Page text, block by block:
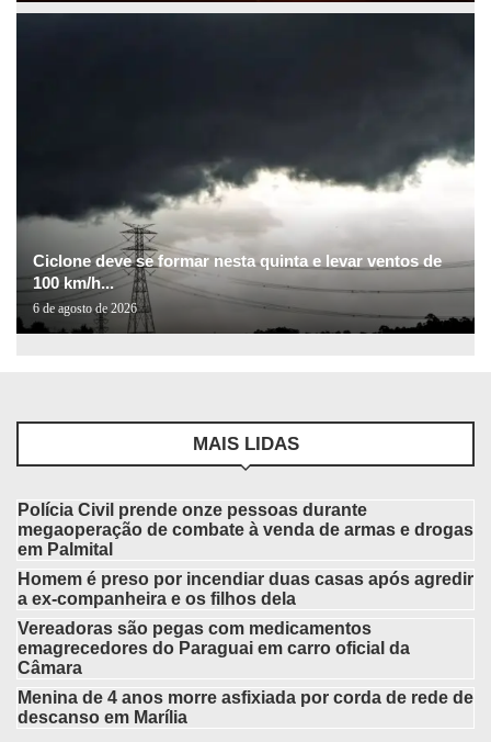
Ciclone deve se formar nesta quinta e levar ventos de
100 km/h...
6 de agosto de 2026
MAIS LIDAS
Polícia Civil prende onze pessoas durante
megaoperação de combate à venda de armas e drogas
em Palmital
Homem é preso por incendiar duas casas após agredir
a ex-companheira e os filhos dela
Vereadoras são pegas com medicamentos
emagrecedores do Paraguai em carro oficial da
Câmara
Menina de 4 anos morre asfixiada por corda de rede de
descanso em Marília